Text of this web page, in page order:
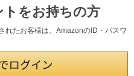
をお持ちの方
れたお客様は、AmazonのID・パスワ